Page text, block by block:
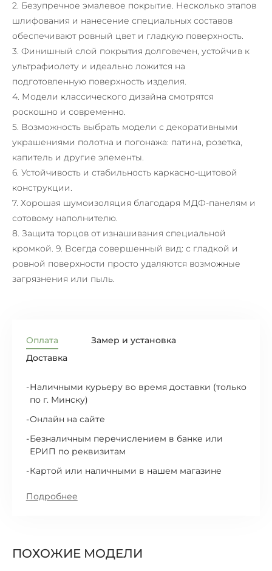
2. Безупречное эмалевое покрытие. Несколько этапов
шлифования и нанесение специальных составов
обеспечивают ровный цвет и гладкую поверхность.
3. Финишный слой покрытия долговечен, устойчив к
ультрафиолету и идеально ложится на
подготовленную поверхность изделия.
4. Модели классического дизайна смотрятся
роскошно и современно.
5. Возможность выбрать модели с декоративными
украшениями полотна и погонажа: патина, розетка,
капитель и другие элементы.
6. Устойчивость и стабильность каркасно-щитовой
конструкции.
7. Хорошая шумоизоляция благодаря МДФ-панелям и
сотовому наполнителю.
8. Защита торцов от изнашивания специальной
кромкой. 9. Всегда совершенный вид: с гладкой и
ровной поверхности просто удаляются возможные
загрязнения или пыль.
Оплата
Замер и установка
Доставка
Наличными курьеру во время доставки (только
по г. Минску)
Онлайн на сайте
Безналичным перечислением в банке или
ЕРИП по реквизитам
Картой или наличными в нашем магазине
Подробнее
ПОХОЖИЕ МОДЕЛИ